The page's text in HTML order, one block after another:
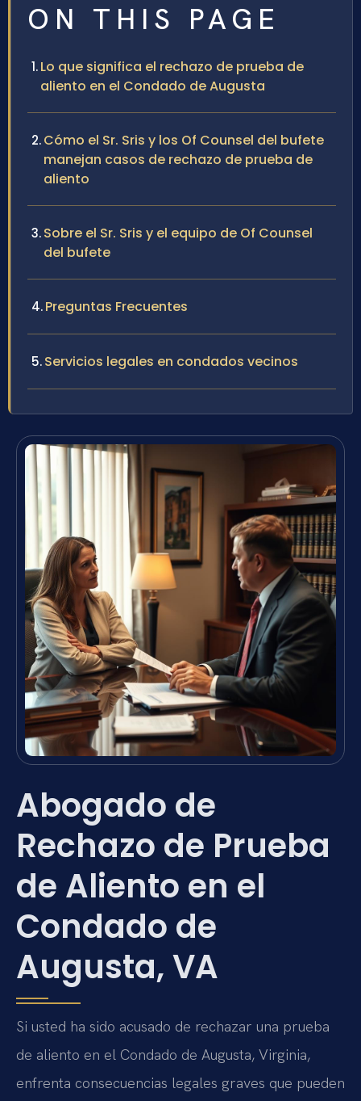
ON THIS PAGE
Lo que significa el rechazo de prueba de
aliento en el Condado de Augusta
Cómo el Sr. Sris y los Of Counsel del bufete
manejan casos de rechazo de prueba de
aliento
Sobre el Sr. Sris y el equipo de Of Counsel
del bufete
Preguntas Frecuentes
Servicios legales en condados vecinos
Abogado de
Rechazo de Prueba
de Aliento en el
Condado de
Augusta, VA
Si usted ha sido acusado de rechazar una prueba
de aliento en el Condado de Augusta, Virginia,
enfrenta consecuencias legales graves que pueden